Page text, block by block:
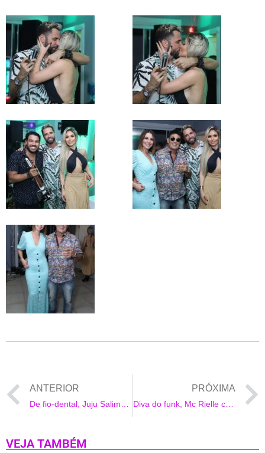
ANTERIOR PRÓXIMA
Diva do funk, Mc Rielle convida vovó da internet para bloco de Carnaval
VEJA TAMBÉM